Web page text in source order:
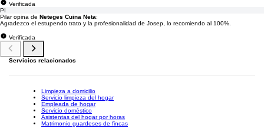
Verificada
PI
Pilar opina de Neteges Cuina Neta:
Agradezco el estupendo trato y la profesionalidad de Josep, lo recomiendo al 100%.
Verificada
Servicios relacionados
Limpieza a domicilio
Servicio limpieza del hogar
Empleada de hogar
Servicio doméstico
Asistentas del hogar por horas
Matrimonio guardeses de fincas